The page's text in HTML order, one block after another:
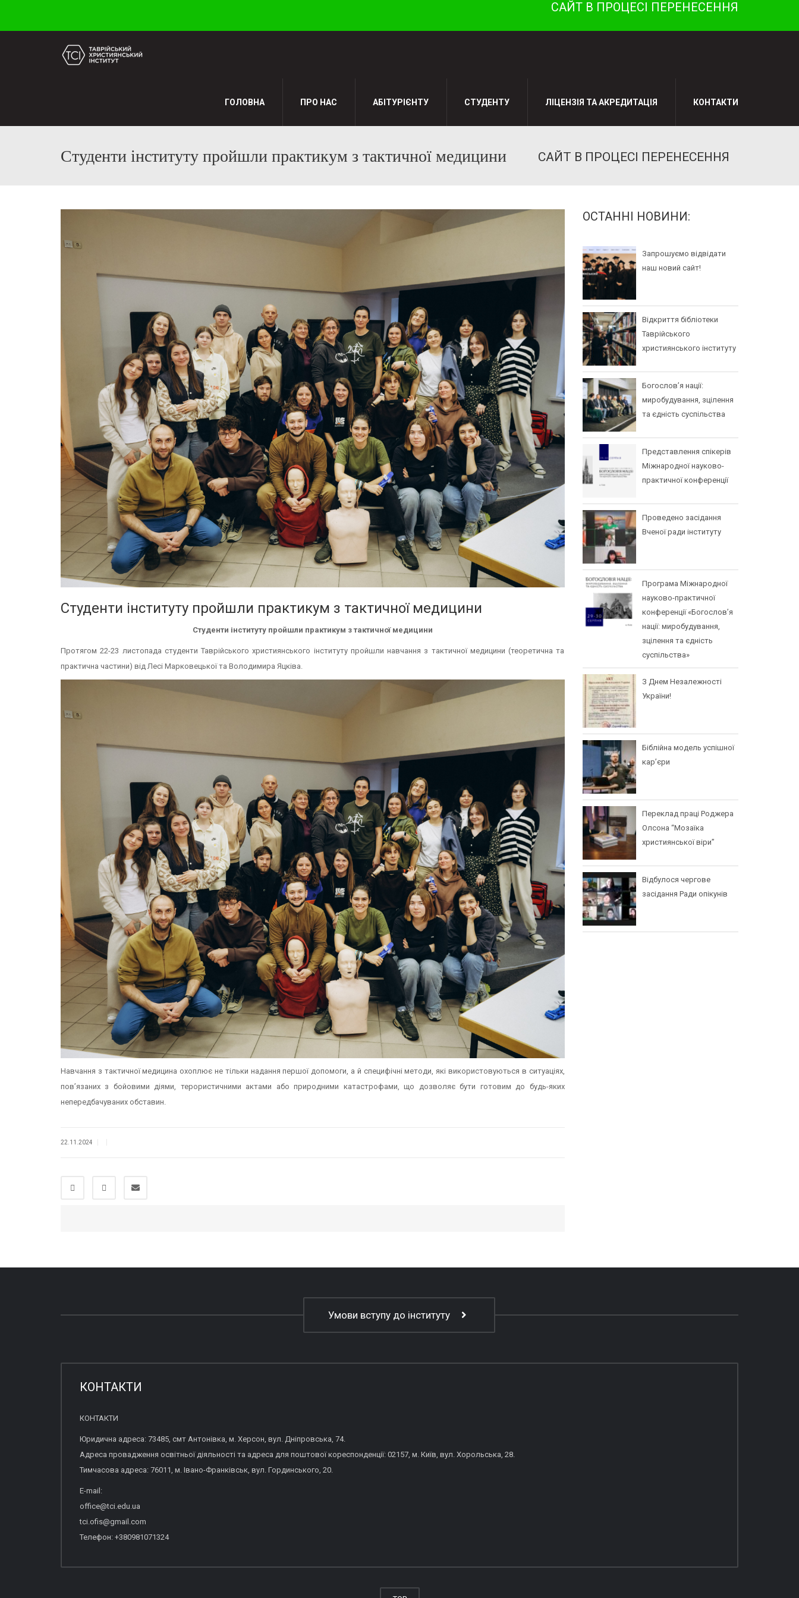
САЙТ В ПРОЦЕСІ ПЕРЕНЕСЕННЯ
ГОЛОВНА ПРО НАС АБІТУРІЄНТУ СТУДЕНТУ ЛІЦЕНЗІЯ ТА АКРЕДИТАЦІЯ КОНТАКТИ
Студенти інституту пройшли практикум з тактичної медицини САЙТ В ПРОЦЕСІ ПЕРЕНЕСЕННЯ
Студенти інституту пройшли практикум з тактичної медицини
Студенти інституту пройшли практикум з тактичної медицини
Протягом 22-23 листопада студенти Таврійського християнського інституту пройшли навчання з тактичної медицини (теоретична та
практична частини) від Лесі Марковецької та Володимира Яцківа.
Навчання з тактичної медицина охоплює не тільки надання першої допомоги, а й специфічні методи, які використовуються в ситуаціях,
повʼязаних з бойовими діями, терористичними актами або природними катастрофами, що дозволяє бути готовим до будь-яких
непередбачуваних обставин.
22.11.2024
ОСТАННІ НОВИНИ:
Запрошуємо відвідати
наш новий сайт!
Відкриття бібліотеки
Таврійського
християнського інституту
Богослов’я нації:
миробудування, зцілення
та єдність суспільства
Представлення спікерів
Міжнародної науково-
практичної конференції
Проведено засідання
Вченої ради інституту
Програма Міжнародної
науково-практичної
конференції «Богослов’я
нації: миробудування,
зцілення та єдність
суспільства»
З Днем Незалежності
України!
Біблійна модель успішної
кар’єри
Переклад праці Роджера
Олсона “Мозаїка
християнської віри”
Відбулося чергове
засідання Ради опікунів
Умови вступу до інституту
КОНТАКТИ
КОНТАКТИ
Юридична адреса: 73485, смт Антонівка, м. Херсон, вул. Дніпровська, 74.
Адреса провадження освітньої діяльності та адреса для поштової кореспонденції: 02157, м. Київ, вул. Хорольська, 28.
Тимчасова адреса: 76011, м. Івано-Франківськ, вул. Гординського, 20.
E-mail:
office@tci.edu.ua
tci.ofis@gmail.com
Телефон: +380981071324